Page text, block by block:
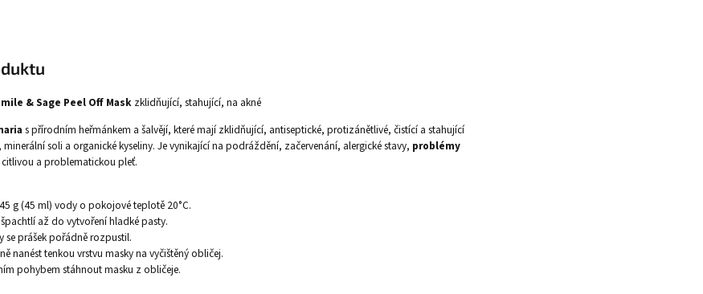
& Sage Peel Off Mask zklidňující, stahující, na akné
s přírodním heřmánkem a šalvějí, které mají zklidňující, antiseptické, protizánětlivé, čistící a stahující
soli a organické kyseliny. Je vynikající na podráždění, začervenání, alergické stavy, problémy
a problematickou pleť.
g (45 ml) vody o pokojové teplotě 20°C.
až do vytvoření hladké pasty.
prášek pořádně rozpustil.
nanést tenkou vrstvu masky na vyčištěný obličej.
pohybem stáhnout masku z obličeje.